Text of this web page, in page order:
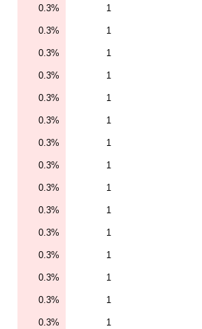
0.3% 1
0.3% 1
0.3% 1
0.3% 1
0.3% 1
0.3% 1
0.3% 1
0.3% 1
0.3% 1
0.3% 1
0.3% 1
0.3% 1
0.3% 1
0.3% 1
0.3% 1